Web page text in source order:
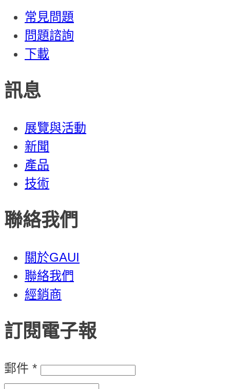
常見問題
問題諮詢
下載
訊息
展覽與活動
新聞
產品
技術
聯絡我們
關於GAUI
聯絡我們
經銷商
訂閱電子報
郵件 *